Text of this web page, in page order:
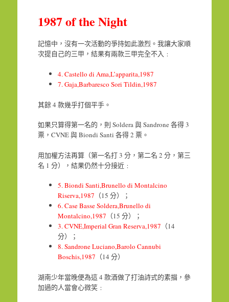
1987 of the Night
記憶中，沒有一次活動的爭持如此激烈。我讓大家順
次提自己的三甲，結果有兩款三甲完全不入﹕
4. Castello di Ama,L’apparita,1987
7. Gaja,Barbaresco Sori Tildin,1987
其餘 4 款幾乎打個平手。
如果只算得第一名的，則 Soldera 與 Sandrone 各得 3
票，CVNE 與 Biondi Santi 各得 2 票。
用加權方法再算（第一名打 3 分，第二名 2 分，第三
名 1 分），結果仍然十分接近﹕
5. Biondi Santi,Brunello di Montalcino
Riserva,1987 （15 分）；
6. Case Basse Soldera,Brunello di
Montalcino,1987 （15 分）；
3. CVNE,Imperial Gran Reserva,1987 （14
分）；
8. Sandrone Luciano,Barolo Cannubi
Boschis,1987 （14 分）
湖南少年當晚便為這 4 款酒做了打油詩式的素描，參
加過的人當會心微笑﹕